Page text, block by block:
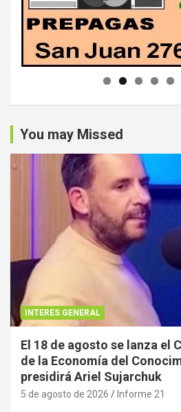
You may Missed
INTERES GENERAL
El 18 de agosto se lanza el
de la Economía del
presidirá Ariel Sujarchuk
5 de agosto de 2026 Informe 21